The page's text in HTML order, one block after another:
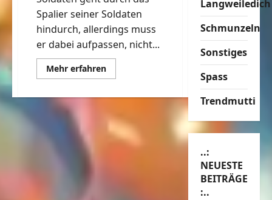
Spalier seiner Soldaten
hindurch, allerdings muss
er dabei aufpassen, nicht...
Mehr erfahrenMehr
Informationen
mir
nicht
weh
Langweiledich
Schmunzeln
Sonstiges
Spass
Trendmutti
..:
NEUESTE
BEITRÄGE
:..